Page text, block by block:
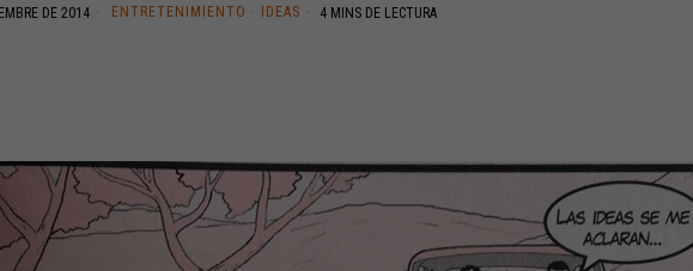
DE 2014 ENTRETENIMIENTO · IDEAS 4 MINS DE LECTURA